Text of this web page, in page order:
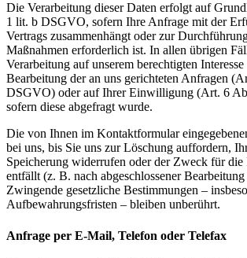
Die Verarbeitung dieser Daten erfolgt auf
1 lit. b DSGVO, sofern Ihre Anfrage mit der
Vertrags zusammenhängt oder zur
Maßnahmen erforderlich ist. In allen übrigen
Verarbeitung auf unserem berechtigten
Bearbeitung der an uns gerichteten Anfragen
DSGVO) oder auf Ihrer Einwilligung (Art. 6
sofern diese abgefragt wurde.
Die von Ihnen im Kontaktformular
bei uns, bis Sie uns zur Löschung auffordern,
Speicherung widerrufen oder der Zweck für die
entfällt (z. B. nach abgeschlossener
Zwingende gesetzliche Bestimmungen –
Aufbewahrungsfristen – bleiben unberührt.
Anfrage per E-Mail, Telefon oder Telefax